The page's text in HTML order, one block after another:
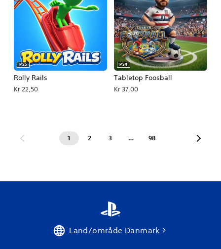
Rolly Rails
PS5
Kr 22,50
Tabletop Foosball
PS4
Kr 37,00
1 2 3 … 98
Land/område Danmark